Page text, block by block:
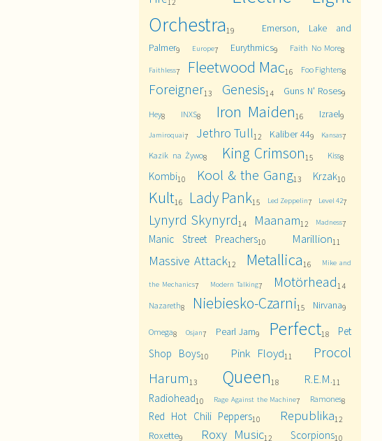
12
Orchestra19
Emerson, Lake and
Palmer9 Europe7 Eurythmics9 Faith No More8
Faithless7 Fleetwood Mac16 Foo Fighters8
Foreigner13 Genesis14 Guns N' Roses9
Hey8 INXS8 Iron Maiden16 Izrael9
Jamiroquai7 Jethro Tull12 Kaliber 449 Kansas7
Kazik na Żywo8 King Crimson15 Kiss8
Kombi10 Kool & the Gang13 Krzak10
Kult16 Lady Pank15 Led Zeppelin7 Level 427
Lynyrd Skynyrd14 Maanam12 Madness7
Manic Street Preachers10 Marillion11
Massive Attack12 Metallica16 Mike and
the Mechanics7 Modern Talking7 Motörhead14
Nazareth8 Niebiesko-Czarni15 Nirvana9
Omega8 Osjan7 Pearl Jam9 Perfect18
Pet
Shop Boys10 Pink Floyd11
Procol
Harum13 Queen18 R.E.M.11
Radiohead10 Rage Against the Machine7 Ramones8
Red Hot Chili Peppers10 Republika12
Roxette9 Roxy Music12 Scorpions10